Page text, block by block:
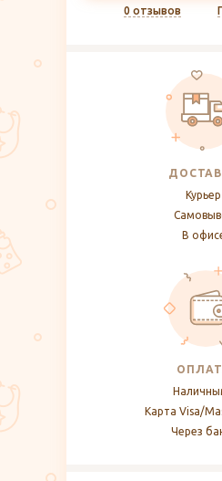
0 отзывов
Курьер
В
Карта Visa/
Через